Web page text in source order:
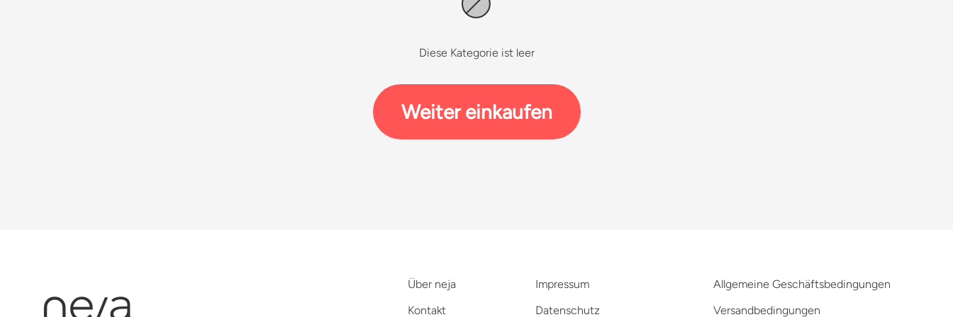
Diese Kategorie ist leer
Weiter einkaufen
Über neja
Kontakt
Impressum
Datenschutz
Allgemeine Geschäftsbedingungen
Versandbedingungen